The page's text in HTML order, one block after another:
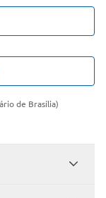
de Brasília)